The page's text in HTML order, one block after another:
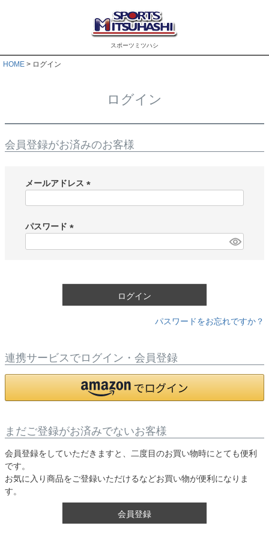
スポーツミツハシ
HOME ログイン
ログイン
会員登録がお済みのお客様
メールアドレス
)
パスワード
ログイン
パスワードをお忘れですか？
連携サービスでログイン・会員登録
まだご登録がお済みでないお客様
会員登録をしていただきますと、二度目のお買い物時にとても便利
です。
お気に入り商品をご登録いただけるなどお買い物が便利になりま
す。
会員登録